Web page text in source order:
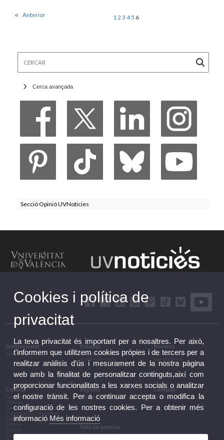
Anterior 1 2 3 45 6
Cerca avançada
Secció Opinió UVNoticies
Institucional
Institucional
Estudis
Estudis i formació
Recerca
Recerca, innovació i
Cultura
Arts escèniques
Conferències i debats
Congressos i jornades
Exposicions
Patrimoni
Esports
Esports
Campus
Campus
Sala de premsa
UVComunicació
Cookies i política de
privacitat
La teva privacitat és important per a nosaltres. Per això,
t'informem que utilitzem cookies pròpies i de tercers per a
realitzar anàlisis d'ús i mesurament de la nostra pàgina
web amb la finalitat de personalitzar continguts,així com
proporcionar funcionalitats a les xarxes socials o analitzar
el nostre trànsit. Per a continuar accepta o modifica la
configuració de les nostres cookies. Per a obtenir més
informació Més informació